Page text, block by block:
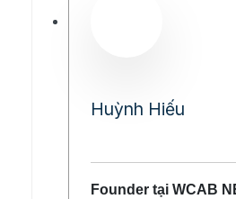
Huỳnh Hiếu
Founder tại WCAB